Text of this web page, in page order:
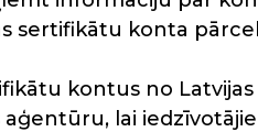
sertifikātu konta
kontus no Latvijas
lai